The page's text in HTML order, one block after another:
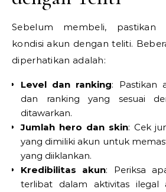
Sebelum membeli, pastikan
kondisi akun dengan teliti.
diperhatikan adalah:
Level dan ranking: Pastikan
dan ranking yang sesuai
ditawarkan.
Jumlah hero dan skin: Cek
yang dimiliki akun untuk
yang diiklankan.
Kredibilitas akun: Periksa
terlibat dalam aktivitas ilegal